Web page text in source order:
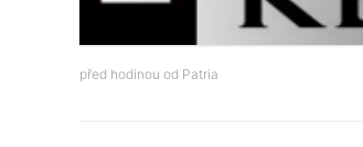
před hodinou od Patria